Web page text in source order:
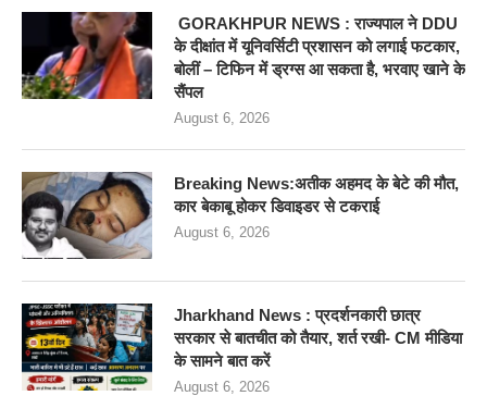
GORAKHPUR NEWS : राज्यपाल ने DDU
के दीक्षांत में यूनिवर्सिटी प्रशासन को लगाई फटकार,
बोलीं – टिफिन में ड्रग्स आ सकता है, भरवाए खाने के
सैंपल
August 6, 2026
Breaking News:अतीक अहमद के बेटे की मौत,
कार बेकाबू होकर डिवाइडर से टकराई
August 6, 2026
Jharkhand News : प्रदर्शनकारी छात्र
सरकार से बातचीत को तैयार, शर्त रखी- CM मीडिया
के सामने बात करें
August 6, 2026